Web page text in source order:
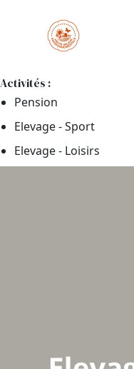
Activités :
Pension
Elevage - Sport
Elevage - Loisirs